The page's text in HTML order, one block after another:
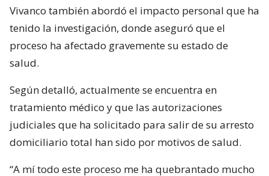
Vivanco también abordó el impacto personal que ha
tenido la investigación, donde aseguró que el
proceso ha afectado gravemente su estado de
salud.
Según detalló, actualmente se encuentra en
tratamiento médico y que las autorizaciones
judiciales que ha solicitado para salir de su arresto
domiciliario total han sido por motivos de salud.
“A mí todo este proceso me ha quebrantado mucho